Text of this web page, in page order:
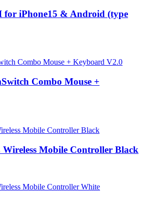
for iPhone15 & Android (type
Combo Mouse +
Mobile Controller Black